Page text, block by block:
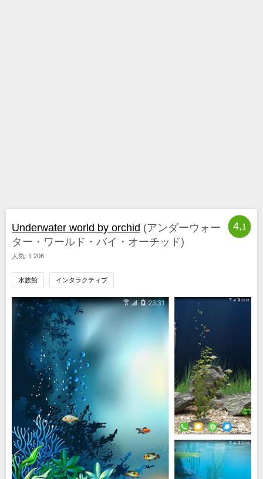
4,1
Underwater world by orchid (アンダーウォー
ター・ワールド・バイ・オーチッド)
人気: 1 206
水族館 インタラクティブ